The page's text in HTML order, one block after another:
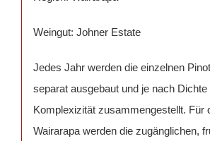
Weingut: Johner Estate
Jedes Jahr werden die einzelnen
separat ausgebaut und je nach Dichte
Komplexizität zusammengestellt. Für
Wairarapa werden die zugänglichen,